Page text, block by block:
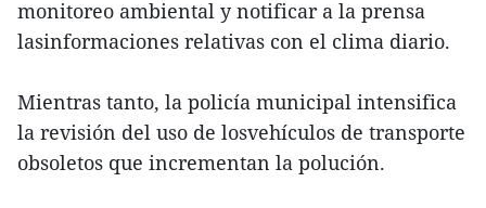
monitoreo ambiental y notificar a la prensa
lasinformaciones relativas con el clima diario.
Mientras tanto, la policía municipal intensifica
la revisión del uso de losvehículos de transporte
obsoletos que incrementan la polución.